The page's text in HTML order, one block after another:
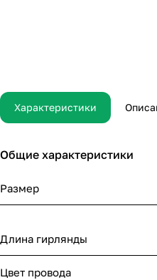
Характеристики
Общие характеристики
Размер
Длина гирлянды
Цвет провода